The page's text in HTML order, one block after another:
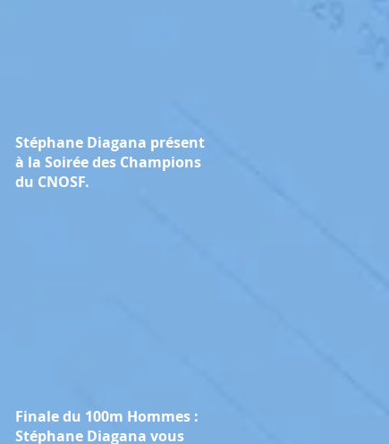
Stéphane Diagana présent
à la Soirée des Champions
du CNOSF.
Finale du 100m Hommes :
Stéphane Diagana vous